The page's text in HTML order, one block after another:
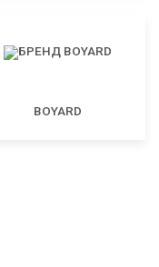
BOYARD